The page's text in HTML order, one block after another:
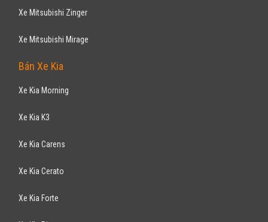
Xe Mitsubishi Zinger
Xe Mitsubishi Mirage
Bán Xe Kia
Xe Kia Morning
Xe Kia K3
Xe Kia Carens
Xe Kia Cerato
Xe Kia Forte